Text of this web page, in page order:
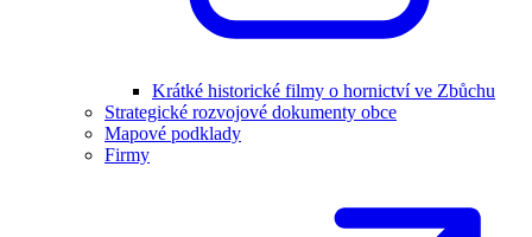
Krátké historické filmy o hornictví ve Zbůchu
Strategické rozvojové dokumenty obce
Mapové podklady
Firmy